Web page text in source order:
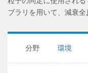
ブラリを用いて、減衰全
分野 環境